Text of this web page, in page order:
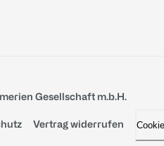
Gesellschaft m.b.H.
Vertrag widerrufen